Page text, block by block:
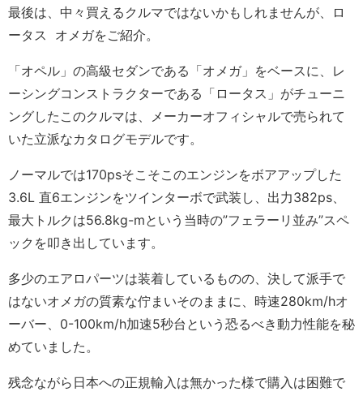
最後は、中々買えるクルマではないかもしれませんが、ロ
ータス オメガをご紹介。
「オペル」の高級セダンである「オメガ」をベースに、レ
ーシングコンストラクターである「ロータス」がチューニ
ングしたこのクルマは、メーカーオフィシャルで売られて
いた立派なカタログモデルです。
ノーマルでは170psそこそこのエンジンをボアアップした
3.6L 直6エンジンをツインターボで武装し、出力382ps、
最大トルクは56.8kg-mという当時の”フェラーリ並み”スペ
ックを叩き出しています。
多少のエアロパーツは装着しているものの、決して派手で
はないオメガの質素な佇まいそのままに、時速280km/hオ
ーバー、0-100km/h加速5秒台という恐るべき動力性能を秘
めていました。
残念ながら日本への正規輸入は無かった様で購入は困難で